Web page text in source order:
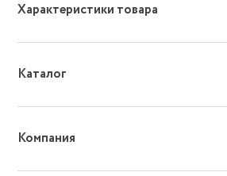
Характеристики товара
Каталог
Компания